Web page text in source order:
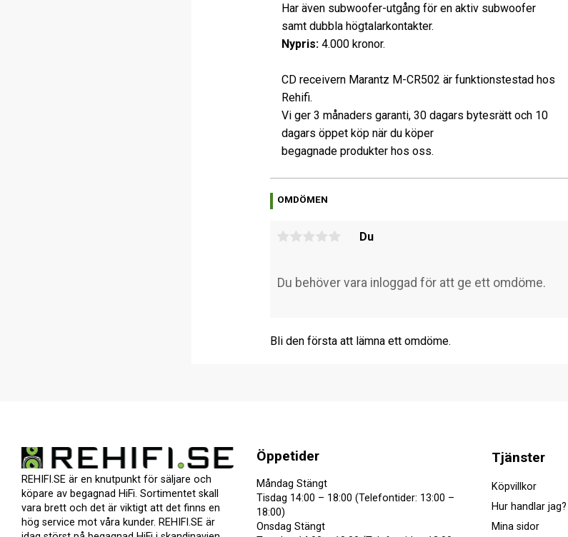
Har även subwoofer-utgång för en aktiv subwoofer
samt dubbla högtalarkontakter.
Nypris:4.000 kronor.
CD receivern Marantz M-CR502 är funktionstestad hos
Rehifi.
Vi ger 3 månaders garanti, 30 dagars bytesrätt och 10
dagars öppet köp när du köper
begagnade produkter hos oss.
OMDÖMEN
Du
Bli den första att lämna ett omdöme.
REHIFI.SE är en knutpunkt för säljare och
köpare av begagnad HiFi. Sortimentet skall
vara brett och det är viktigt att det finns en
hög service mot våra kunder. REHIFI.SE är
Öppetider
Måndag Stängt
Tisdag 14:00 – 18:00 (Telefontider: 13:00 –
18:00)
Onsdag Stängt
Tjänster
Köpvillkor
Hur handlar jag?
Mina sidor